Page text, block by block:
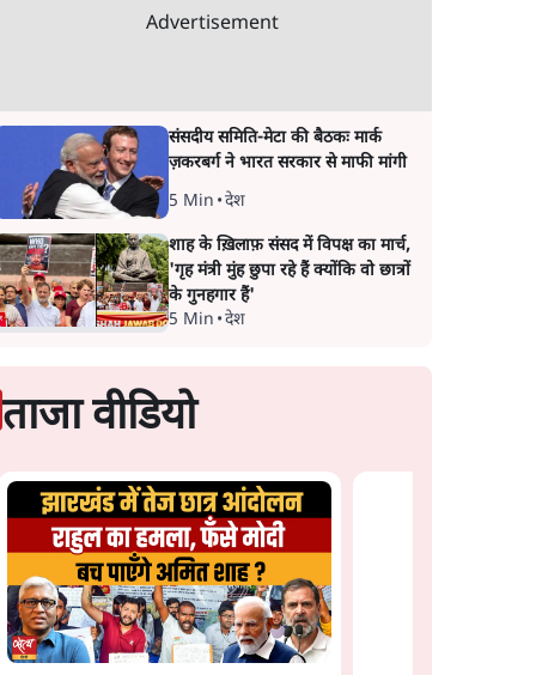
Advertisement
संसदीय समिति-मेटा की बैठकः मार्क
ज़करबर्ग ने भारत सरकार से माफी मांगी
5 Min •देश
शाह के ख़िलाफ़ संसद में विपक्ष का मार्च,
'गृह मंत्री मुंह छुपा रहे हैं क्योंकि वो छात्रों
के गुनहगार हैं'
5 Min •देश
ताजा वीडियो